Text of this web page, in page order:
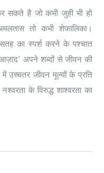
सकते है जो कभी जुही भी हो
तो कभी शेफालिका।
का स्पर्श करने के पश्चात
अपने शब्दों से जीवन की
में उच्चतर जीवन मूल्यों के प्रति
के विरुद्ध शाश्वरता का